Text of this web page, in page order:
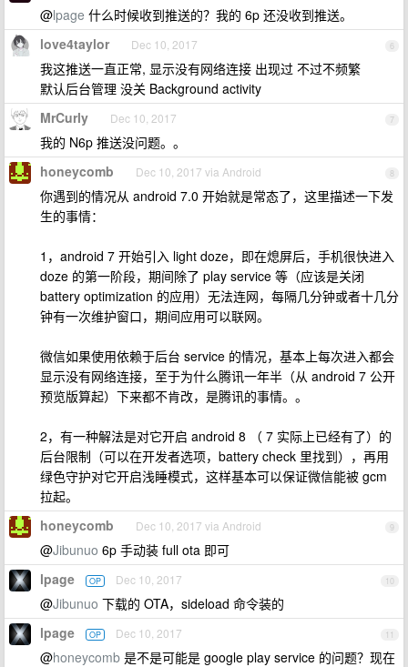
@lpage 什么时候收到推送的？我的 6p 还没收到推送。
6
love4taylor Dec 10, 2017
我这推送一直正常, 显示没有网络连接 出现过 不过不频繁
默认后台管理 没关 Background activity
7
MrCurly Dec 10, 2017
我的 N6p 推送没问题。。
8
honeycomb Dec 10, 2017 via Android
你遇到的情况从 android 7.0 开始就是常态了，这里描述一下发
生的事情：
1，android 7 开始引入 light doze，即在熄屏后，手机很快进入
doze 的第一阶段，期间除了 play service 等（应该是关闭
battery optimization 的应用）无法连网，每隔几分钟或者十几分
钟有一次维护窗口，期间应用可以联网。
微信如果使用依赖于后台 service 的情况，基本上每次进入都会
显示没有网络连接，至于为什么腾讯一年半（从 android 7 公开
预览版算起）下来都不肯改，是腾讯的事情。。
2，有一种解法是对它开启 android 8 （ 7 实际上已经有了）的
后台限制（可以在开发者选项，battery check 里找到），再用
绿色守护对它开启浅睡模式，这样基本可以保证微信能被 gcm
拉起。
9
honeycomb Dec 10, 2017 via Android
@Jibunuo 6p 手动装 full ota 即可
10
lpage OP Dec 10, 2017
@Jibunuo 下载的 OTA，sideload 命令装的
11
lpage OP Dec 10, 2017
@honeycomb 是不是可能是 google play service 的问题？现在